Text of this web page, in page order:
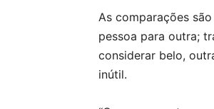
As comparações
pessoa para outra;
considerar belo,
inútil.